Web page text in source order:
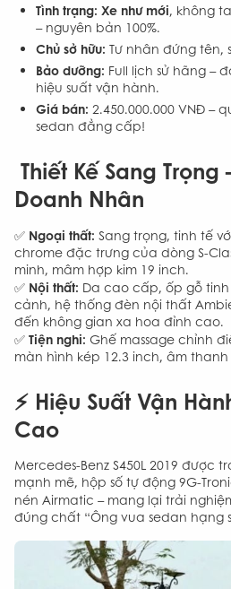
Tình trạng: Xe như mới, không
– nguyên bản 100%.
Chủ sở hữu: Tư nhân đứng tên,
Bảo dưỡng: Full lịch sử hãng –
hiệu suất vận hành.
Giá bán: 2.450.000.000 VNĐ –
sedan đẳng cấp!
Thiết Kế Sang
Doanh Nhân
✅ Ngoại thất: Sang trọng, tinh tế
chrome đặc trưng của dòng S-
minh, mâm hợp kim 19 inch.
✅ Nội thất: Da cao cấp, ốp gỗ
cảnh, hệ thống đèn nội thất
đến không gian xa hoa đỉnh cao.
✅ Tiện nghi: Ghế massage chỉnh
màn hình kép 12.3 inch, âm
⚡️ Hiệu Suất Vận
Cao
Mercedes-Benz S450L 2019 được
mạnh mẽ, hộp số tự động 9G-
nén Airmatic – mang lại trải
đúng chất “Ông vua sedan hạng